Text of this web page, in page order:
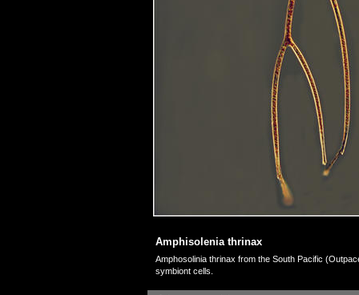
Amphisolenia thrinax
Amphosolinia thrinax from the South Pacific
symbiont cells.